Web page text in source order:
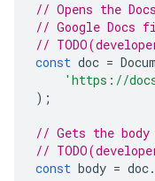
// Opens the
// Google Docs
//
const doc =
'https://
);
// Gets the
//
const body = doc.